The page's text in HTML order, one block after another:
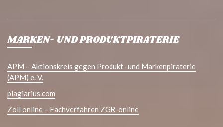
MARKEN- UND PRODUKTPIRATERIE
APM – Aktionskreis gegen Produkt- und Markenpiraterie
(APM) e. V.
plagiarius.com
Zoll online – Fachverfahren ZGR-online